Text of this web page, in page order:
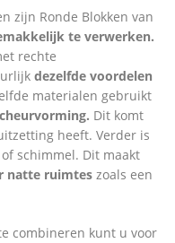
zijn Ronde Blokken van
te verwerken.
rechte
dezelfde voordelen
materialen gebruikt
Dit komt
heeft. Verder is
schimmel. Dit maakt
natte ruimtes zoals een
combineren kunt u voor